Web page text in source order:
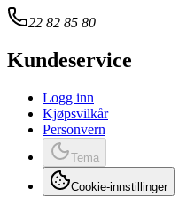
22 82 85 80
Kundeservice
Logg inn
Kjøpsvilkår
Personvern
Tema
Cookie-innstillinger